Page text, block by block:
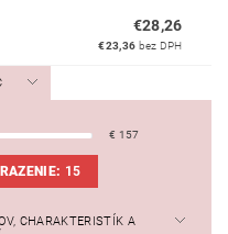
€28,26
€23,36 bez DPH
€ 157
15
CHARAKTERISTÍK A